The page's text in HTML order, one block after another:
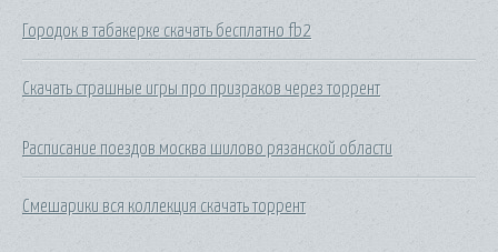
Городок в табакерке скачать бесплатно fb2
Скачать страшные игры про призраков через торрент
Расписание поездов москва шилово рязанской области
Смешарики вся коллекция скачать торрент